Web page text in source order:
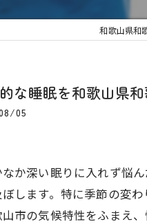
和歌山県和
な睡眠を和歌山県
05
か深い眠りに入れず悩
します。特に季節の変
市の気候特性をふまえ